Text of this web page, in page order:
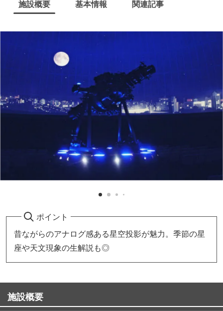
施設概要 基本情報 関連記事
ポイント
昔ながらのアナログ感ある星空投影が魅力。季節の星
座や天文現象の生解説も◎
施設概要